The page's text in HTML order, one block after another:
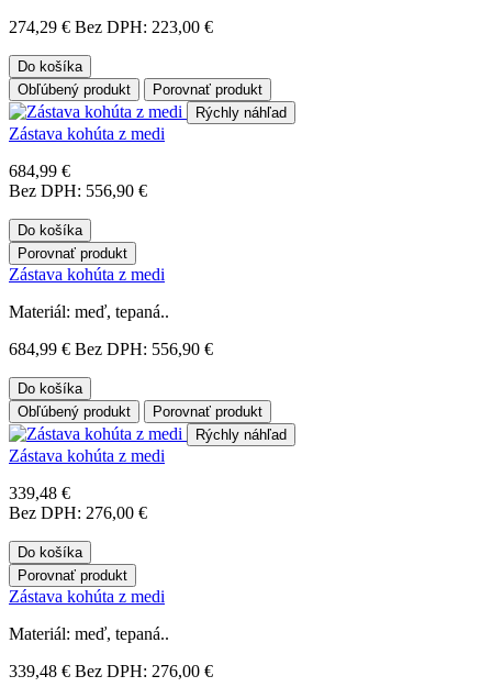
274,29 € Bez DPH: 223,00 €
Do košíka
Obľúbený produkt
Porovnať produkt
Rýchly náhľad
Zástava kohúta z medi
684,99 €
Bez DPH: 556,90 €
Do košíka
Porovnať produkt
Zástava kohúta z medi
Materiál: meď, tepaná..
684,99 € Bez DPH: 556,90 €
Do košíka
Obľúbený produkt
Porovnať produkt
Rýchly náhľad
Zástava kohúta z medi
339,48 €
Bez DPH: 276,00 €
Do košíka
Porovnať produkt
Zástava kohúta z medi
Materiál: meď, tepaná..
339,48 € Bez DPH: 276,00 €